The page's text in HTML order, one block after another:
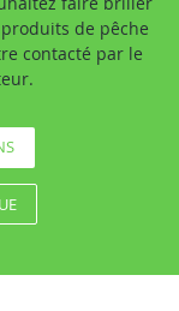
de pêche
contacté par le